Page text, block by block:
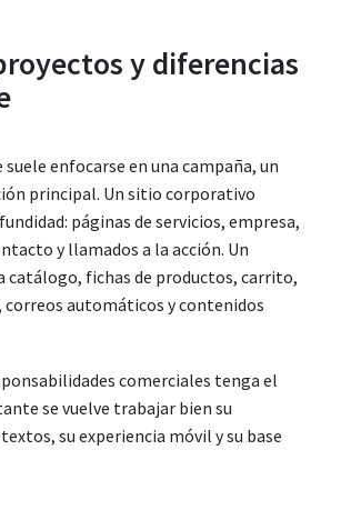
y diferencias
enfocarse en una campaña, un
principal. Un sitio corporativo
páginas de servicios, empresa,
y llamados a la acción. Un
catálogo, fichas de productos, carrito,
correos automáticos y contenidos
comerciales tenga el
se vuelve trabajar bien su
su experiencia móvil y su base